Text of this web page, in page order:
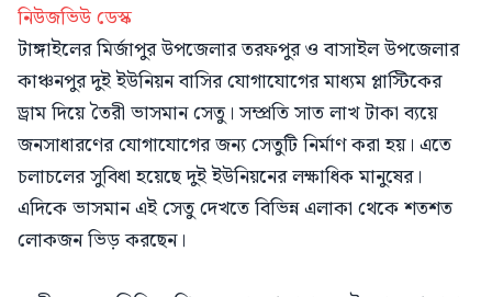
নিউজভিউ ডেস্ক
টাঙ্গাইলের মির্জাপুর উপজেলার তরফপুর ও বাসাইল উপজেলার
কাঞ্চনপুর দুই ইউনিয়ন বাসির যোগাযোগের মাধ্যম প্লাস্টিকের
ড্রাম দিয়ে তৈরী ভাসমান সেতু। সম্প্রতি সাত লাখ টাকা ব্যয়ে
জনসাধারণের যোগাযোগের জন্য সেতুটি নির্মাণ করা হয়। এতে
চলাচলের সুবিধা হয়েছে দুই ইউনিয়নের লক্ষাধিক মানুষের।
এদিকে ভাসমান এই সেতু দেখতে বিভিন্ন এলাকা থেকে শতশত
লোকজন ভিড় করছেন।